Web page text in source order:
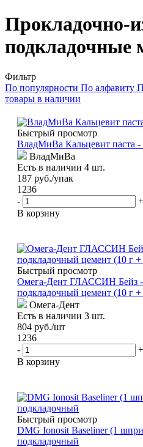
Прокладочно-
подкладочные
Фильтр
По популярности По алфавиту
товары в наличии
Быстрый просмотр
ВладМиВа Кальцевит паста -
ВладМиВа
Есть в наличии 4 шт.
187 руб./упак
1236
-
+
В корзину
Быстрый просмотр
Омега-Дент ГЛАССИН Бейз -
подкладочный цемент (10 г +
Омега-Дент
Есть в наличии 3 шт.
804 руб./шт
1236
-
+
В корзину
Быстрый просмотр
DMG Ionosit Baseliner (1
подкладочный